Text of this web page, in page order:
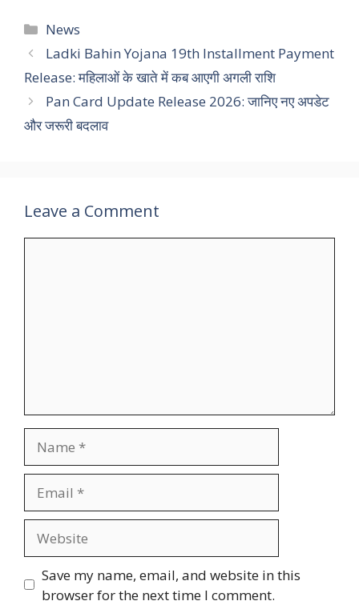
Categories
News
Ladki Bahin Yojana 19th Installment Payment
Release: महिलाओं के खाते में कब आएगी अगली राशि
Pan Card Update Release 2026: जानिए नए अपडेट
और जरूरी बदलाव
Leave a Comment
Save my name, email, and website in this
browser for the next time I comment.